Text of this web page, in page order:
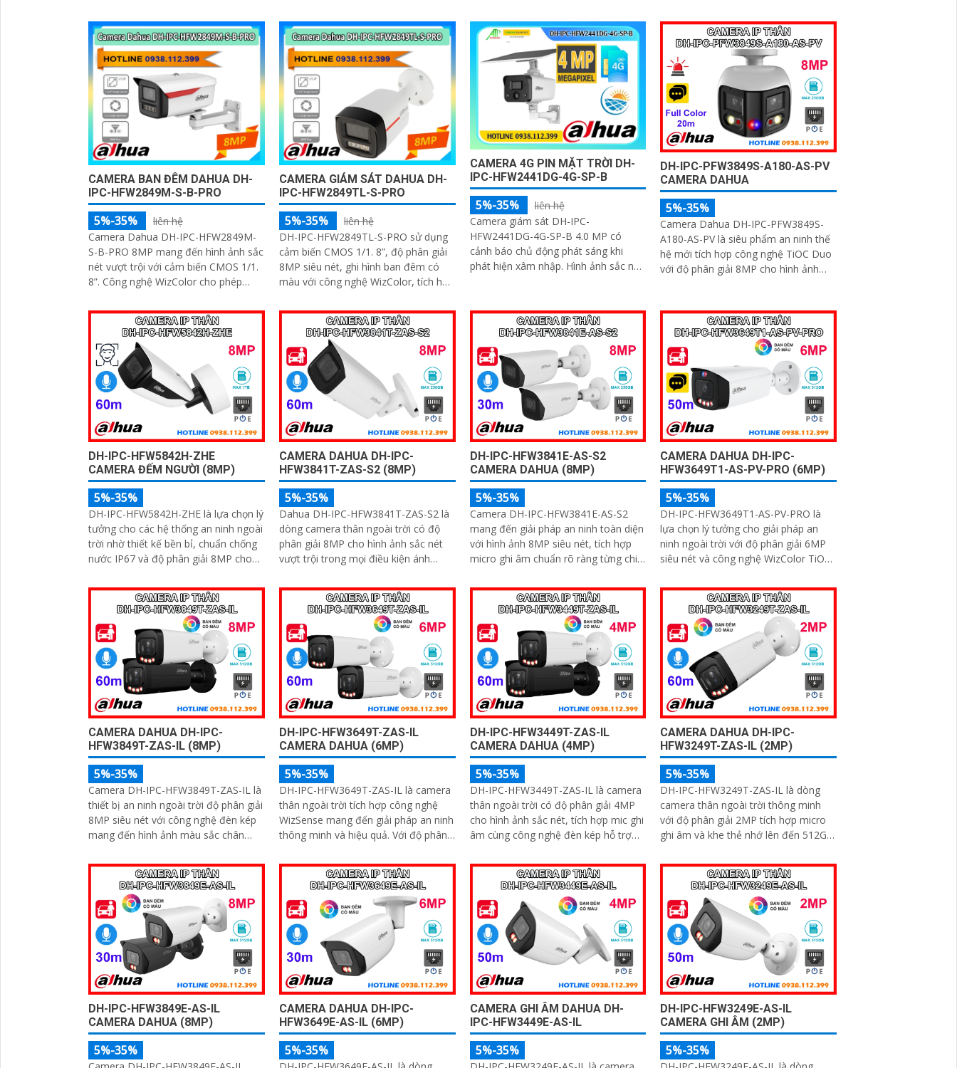
hợp mic...
CAMERA BAN ĐÊM DAHUA DH-
IPC-HFW2849M-S-B-PRO
5%-35%
liên hệ
Camera Dahua DH-IPC-HFW2849M-
S-B-PRO 8MP mang đến hình ảnh sắc
nét vượt trội với cảm biến CMOS 1/1.
8”. Công nghệ WizColor cho phép
chân thực
CAMERA GIÁM SÁT DAHUA DH-
IPC-HFW2849TL-S-PRO
5%-35%
liên hệ
DH-IPC-HFW2849TL-S-PRO sử dụng
cảm biến CMOS 1/1. 8”, độ phân giải
8MP siêu nét, ghi hình ban đêm có
màu với công nghệ WizColor, tích hợp
HLC, BLC, chuẩn IP67 giúp hoạt động
ổn định ngoài trời trong mọi điều kiện
CAMERA 4G PIN MẶT TRỜI DH-
IPC-HFW2441DG-4G-SP-B
5%-35%
liên hệ
Camera giám sát DH-IPC-
HFW2441DG-4G-SP-B 4.0 MP có
cảnh báo chủ động phát sáng khi
phát hiện xâm nhập. Hình ảnh sắc nét
DH-IPC-PFW3849S-A180-AS-PV
CAMERA DAHUA
5%-35%
Camera Dahua DH-IPC-PFW3849S-
A180-AS-PV là siêu phẩm an ninh thế
hệ mới tích hợp công nghệ TiOC Duo
với độ phân giải 8MP cho hình ảnh
hồng ngoại 25m, full color 20m, đàm
thoại hai chiều rõ ràng, cùng khe cắm
thẻ nhớ 256GB đáp ứng nhu cầu lưu
trữ dài hạn, thiết kế chuẩn IP67 chống
bụi nước, cấp nguồn POE
DH-IPC-HFW5842H-ZHE
CAMERA ĐẾM NGƯỜI (8MP)
5%-35%
DH-IPC-HFW5842H-ZHE là lựa chọn lý
tưởng cho các hệ thống an ninh ngoài
trời nhờ thiết kế bền bỉ, chuẩn chống
nước IP67 và độ phân giải 8MP cho
tích hợp mic ghi âm, khe thẻ nhớ hỗ
trợ đến 1TB, hồng ngoại tầm xa 60m
và kết nối PoE giúp lắp đặt dễ dàng,
tiết kiệm chi phí
CAMERA DAHUA DH-IPC-
HFW3841T-ZAS-S2 (8MP)
5%-35%
Dahua DH-IPC-HFW3841T-ZAS-S2 là
dòng camera thân ngoài trời có độ
phân giải 8MP cho hình ảnh sắc nét
vượt trội trong mọi điều kiện ánh
minh, camera nhận diện chính xác
người và xe, kết hợp micro ghi âm,
hồng ngoại ban đêm 60m và khe thẻ
nhớ lên đến 256GB mang đến giải
pháp giám sát toàn diện và hiệu quả
DH-IPC-HFW3841E-AS-S2
CAMERA DAHUA (8MP)
5%-35%
Camera DH-IPC-HFW3841E-AS-S2
mang đến giải pháp an ninh toàn diện
với hình ảnh 8MP siêu nét, tích hợp
micro ghi âm chuẩn rõ ràng từng chi
camera có khả năng phân biệt người
và xe chính xác, giúp giám sát hiệu
quả và hạn chế cảnh báo giả
CAMERA DAHUA DH-IPC-
HFW3649T1-AS-PV-PRO (6MP)
5%-35%
DH-IPC-HFW3649T1-AS-PV-PRO là
lựa chọn lý tưởng cho giải pháp an
ninh ngoài trời với độ phân giải 6MP
siêu nét và công nghệ WizColor TiOC
hợp trí tuệ nhân tạo AI giúp phân biệt
chính xác người và phương tiện hỗ trợ
đàm thoại hai chiều, ghi hình linh hoạt
với khe thẻ nhớ lên đến 512GB
CAMERA DAHUA DH-IPC-
HFW3849T-ZAS-IL (8MP)
5%-35%
Camera DH-IPC-HFW3849T-ZAS-IL là
thiết bị an ninh ngoài trời độ phân giải
8MP siêu nét với công nghệ đèn kép
mang đến hình ảnh màu sắc chân
micro ghi âm, khe thẻ nhớ lên đến
512GB và khả năng nhận diện thông
minh giúp phân biệt chính xác giữa
người và xe, nâng cao hiệu quả giám
sát với thiết kế chuẩn IP67 chống bụi
nước và hỗ trợ PoE giá rẻ
DH-IPC-HFW3649T-ZAS-IL
CAMERA DAHUA (6MP)
5%-35%
DH-IPC-HFW3649T-ZAS-IL là camera
thân ngoài trời tích hợp công nghệ
WizSense mang đến giải pháp an ninh
thông minh và hiệu quả. Với độ phân
ảnh màu ban đêm, tầm nhìn hồng
ngoại 60m, cùng micro ghi âm và khả
năng nhận diện chính xác người và xe,
camera đảm bảo giám sát chuẩn xác
24/7 hỗ trợ POE, khe thẻ nhớ lên đến
512GB và chuẩn chống nước IP67
DH-IPC-HFW3449T-ZAS-IL
CAMERA DAHUA (4MP)
5%-35%
DH-IPC-HFW3449T-ZAS-IL là camera
thân ngoài trời có độ phân giải 4MP
cho hình ảnh sắc nét, tích hợp mic ghi
âm cùng công nghệ đèn kép hỗ trợ
tầm nhìn lên đến 60m. Nhờ trí tuệ
nhân tạo AI, camera có khả năng
phân biệt chính xác người và phương
tiện giảm thiểu cảnh báo giả nâng cao
hiệu quả an ninh hỗ trợ khe cắm thẻ
nhớ 512GB, chuẩn chống nước IP67
CAMERA DAHUA DH-IPC-
HFW3249T-ZAS-IL (2MP)
5%-35%
DH-IPC-HFW3249T-ZAS-IL là dòng
camera thân ngoài trời thông minh
với độ phân giải 2MP tích hợp micro
ghi âm và khe thẻ nhớ lên đến 512GB.
hồng ngoại tầm xa 60m cho hình ảnh
có màu sắc nét cả trong đêm tối
DH-IPC-HFW3849E-AS-IL
CAMERA DAHUA (8MP)
5%-35%
CAMERA DAHUA DH-IPC-
HFW3649E-AS-IL (6MP)
5%-35%
CAMERA GHI ÂM DAHUA DH-
IPC-HFW3449E-AS-IL
5%-35%
DH-IPC-HFW3249E-AS-IL
CAMERA GHI ÂM (2MP)
5%-35%